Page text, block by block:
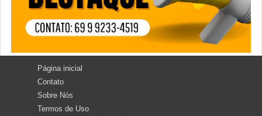
Página inicial
Contato
Sobre Nós
Termos de Uso